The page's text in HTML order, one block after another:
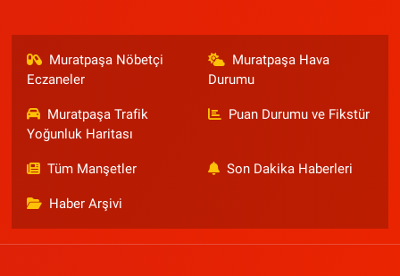
Muratpaşa Nöbetçi
Eczaneler
Muratpaşa Hava
Durumu
Muratpaşa Trafik
Yoğunluk Haritası
Puan Durumu ve Fikstür
Tüm Manşetler Son Dakika Haberleri
Haber Arşivi